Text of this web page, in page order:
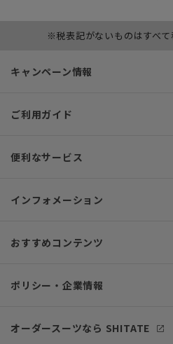
※税表記がないものはすべ
キャンペーン情報
ご利用ガイド
便利なサービス
インフォメーション
おすすめコンテンツ
ポリシー・企業情報
オーダースーツなら SHITATE